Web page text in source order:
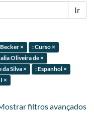
Ir
×
: Curso ×
Oliveira de ×
Silva ×
: Espanhol ×
×
filtros avançados